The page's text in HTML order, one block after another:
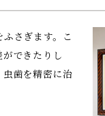
さぎます。こ
できたりし
歯を精密に治